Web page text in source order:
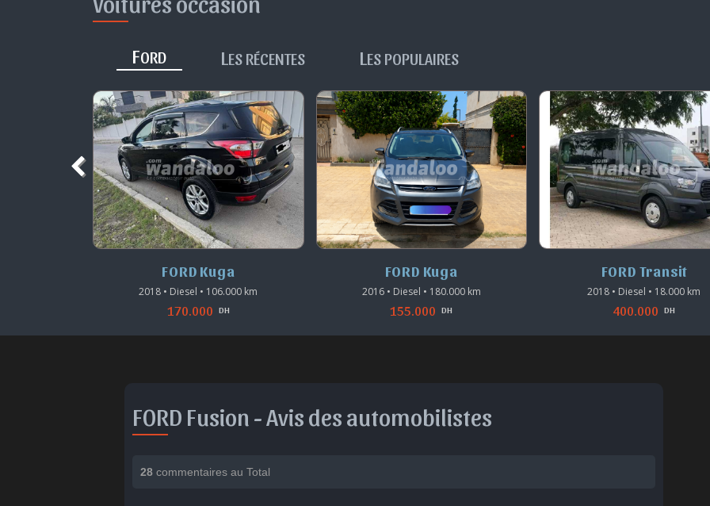
FORD L ES RÉCENTES L ES POPULAIRES
FORD Kuga
2016 • Diesel • 180.000 km
155.000 DH
FORD Transit
2018 • Diesel • 18.000 km
400.000 DH
FORD Transit
2014 • Diesel • 115.000 km
204.149 DH
FORD Fusion -Avis des automobilistes
28 commentaires au Total